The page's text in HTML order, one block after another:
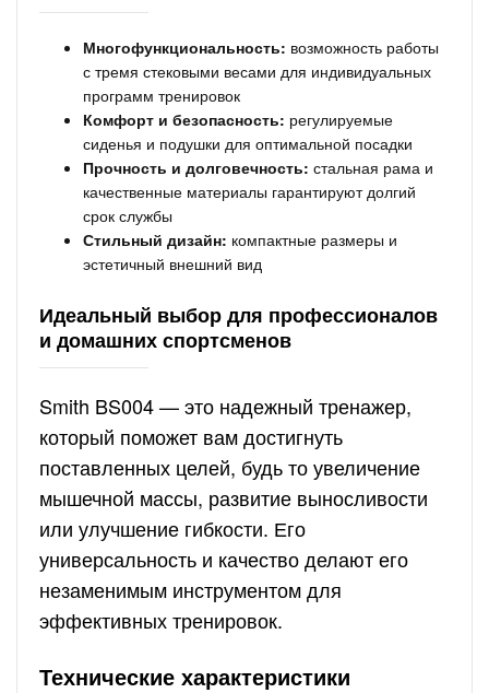
Многофункциональность: возможность работы
с тремя стековыми весами для индивидуальных
программ тренировок
Комфорт и безопасность: регулируемые
сиденья и подушки для оптимальной посадки
Прочность и долговечность: стальная рама и
качественные материалы гарантируют долгий
срок службы
Стильный дизайн: компактные размеры и
эстетичный внешний вид
Идеальный выбор для профессионалов
и домашних спортсменов
Smith BS004 — это надежный тренажер,
который поможет вам достигнуть
поставленных целей, будь то увеличение
мышечной массы, развитие выносливости
или улучшение гибкости. Его
универсальность и качество делают его
незаменимым инструментом для
эффективных тренировок.
Технические характеристики